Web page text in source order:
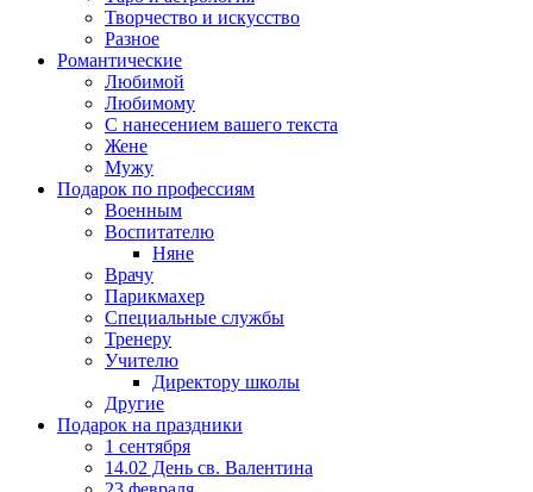
Творчество и искусство
Разное
Романтические
Любимой
Любимому
С нанесением вашего текста
Жене
Мужу
Подарок по профессиям
Военным
Воспитателю
Няне
Врачу
Парикмахер
Специальные службы
Тренеру
Учителю
Директору школы
Другие
Подарок на праздники
1 сентября
14.02 День св. Валентина